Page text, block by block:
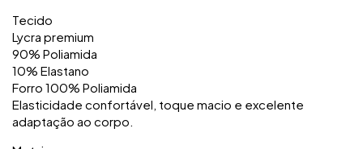
Tecido
Lycra premium
90% Poliamida
10% Elastano
Forro 100% Poliamida
Elasticidade confortável, toque macio e excelente
adaptação ao corpo.